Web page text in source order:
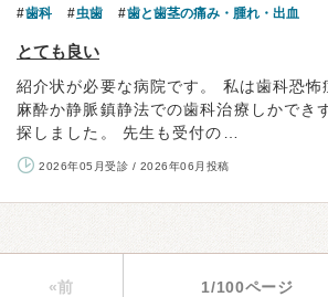
歯科 虫歯 歯と歯茎の痛み・腫れ・出血
とても良い
紹介状が必要な病院です。 私は歯科恐怖
麻酔か静脈鎮静法での歯科治療しかでき
探しました。 先生も受付の…
2026年05月受診 / 2026年06月投稿
«前 1/100ページ